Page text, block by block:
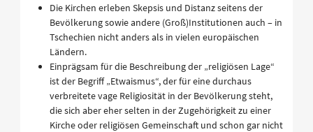
Die Kirchen erleben Skepsis und Distanz seitens der
Bevölkerung sowie andere (Groß)Institutionen auch – in
Tschechien nicht anders als in vielen europäischen
Ländern.
Einprägsam für die Beschreibung der „religiösen Lage“
ist der Begriff „Etwaismus“, der für eine durchaus
verbreitete vage Religiosität in der Bevölkerung steht,
die sich aber eher selten in der Zugehörigkeit zu einer
Kirche oder religiösen Gemeinschaft und schon gar nicht